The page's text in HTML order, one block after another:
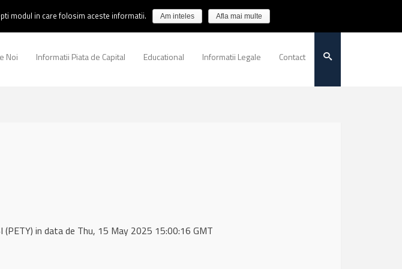
Noi Informatii Piata de Capital Educational Informatii Legale Contact
in data de Thu, 15 May 2025 15:00:16 GMT
modul in care folosim aceste informatii. Am inteles Afla mai multe